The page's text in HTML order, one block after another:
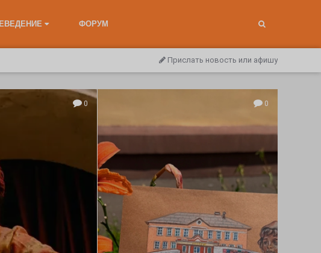
ФОРУМ
Прислать новость или афишу
0 0